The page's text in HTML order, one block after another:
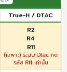
True-H / DTAC
R2
R4
R11
(เฉพาะ) ระบบ Dtac กด
รหัส R11 เท่านั้น